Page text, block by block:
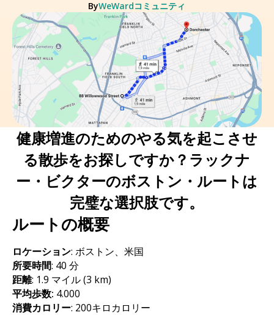
ByWeWardコミュニティ
健康増進のためのやる気を起こさせ
る散歩をお探しですか？ラックナ
ー・ビクターのボストン・ルートは
完璧な選択肢です。
ルートの概要
ロケーション: ボストン、米国
所要時間: 40 分
距離: 1.9 マイル (3 km)
平均歩数: 4.000
消費カロリー: 200キロカロリー